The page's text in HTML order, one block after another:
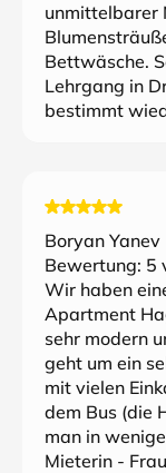
unmittelbarer
Bettwäsche.
Lehrgang in
bestimmt
Boryan Yanev
Bewertung: 5
Wir haben
Apartment
sehr modern
geht um ein
mit vielen
dem Bus (die
man in
Mieterin -